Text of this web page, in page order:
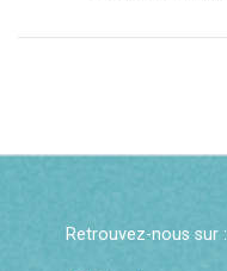
Retrouvez-nous sur :